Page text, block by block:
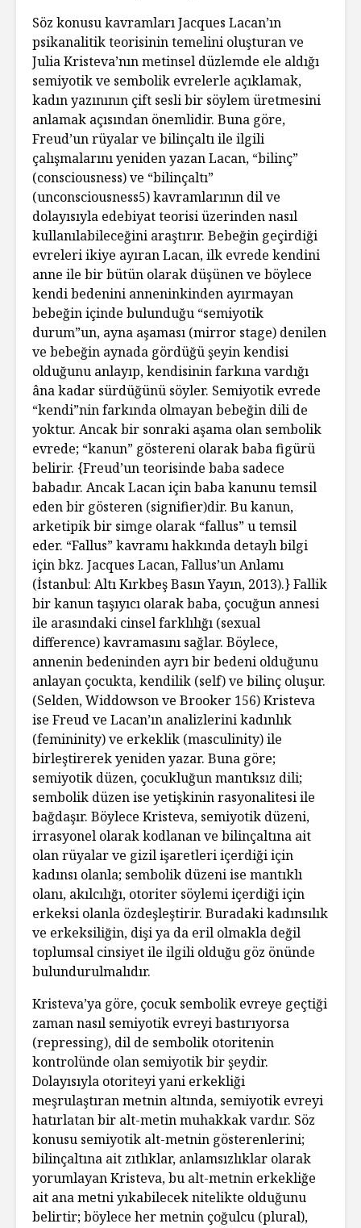
Söz konusu kavramları Jacques Lacan’ın
psikanalitik teorisinin temelini oluşturan ve
Julia Kristeva’nın metinsel düzlemde ele aldığı
semiyotik ve sembolik evrelerle açıklamak,
kadın yazınının çift sesli bir söylem üretmesini
anlamak açısından önemlidir. Buna göre,
Freud’un rüyalar ve bilinçaltı ile ilgili
çalışmalarını yeniden yazan Lacan, “bilinç”
(consciousness) ve “bilinçaltı”
(unconsciousness5) kavramlarının dil ve
dolayısıyla edebiyat teorisi üzerinden nasıl
kullanılabileceğini araştırır. Bebeğin geçirdiği
evreleri ikiye ayıran Lacan, ilk evrede kendini
anne ile bir bütün olarak düşünen ve böylece
kendi bedenini anneninkinden ayırmayan
bebeğin içinde bulunduğu “semiyotik
durum”un, ayna aşaması (mirror stage) denilen
ve bebeğin aynada gördüğü şeyin kendisi
olduğunu anlayıp, kendisinin farkına vardığı
âna kadar sürdüğünü söyler. Semiyotik evrede
“kendi”nin farkında olmayan bebeğin dili de
yoktur. Ancak bir sonraki aşama olan sembolik
evrede; “kanun” göstereni olarak baba figürü
belirir. {Freud’un teorisinde baba sadece
babadır. Ancak Lacan için baba kanunu temsil
eden bir gösteren (signifier)dir. Bu kanun,
arketipik bir simge olarak “fallus” u temsil
eder. “Fallus” kavramı hakkında detaylı bilgi
için bkz. Jacques Lacan, Fallus’un Anlamı
(İstanbul: Altı Kırkbeş Basın Yayın, 2013).} Fallik
bir kanun taşıyıcı olarak baba, çocuğun annesi
ile arasındaki cinsel farklılığı (sexual
difference) kavramasını sağlar. Böylece,
annenin bedeninden ayrı bir bedeni olduğunu
anlayan çocukta, kendilik (self) ve bilinç oluşur.
(Selden, Widdowson ve Brooker 156) Kristeva
ise Freud ve Lacan’ın analizlerini kadınlık
(femininity) ve erkeklik (masculinity) ile
birleştirerek yeniden yazar. Buna göre;
semiyotik düzen, çocukluğun mantıksız dili;
sembolik düzen ise yetişkinin rasyonalitesi ile
bağdaşır. Böylece Kristeva, semiyotik düzeni,
irrasyonel olarak kodlanan ve bilinçaltına ait
olan rüyalar ve gizil işaretleri içerdiği için
kadınsı olanla; sembolik düzeni ise mantıklı
olanı, akılcılığı, otoriter söylemi içerdiği için
erkeksi olanla özdeşleştirir. Buradaki kadınsılık
ve erkeksiliğin, dişi ya da eril olmakla değil
toplumsal cinsiyet ile ilgili olduğu göz önünde
bulundurulmalıdır.
Kristeva’ya göre, çocuk sembolik evreye geçtiği
zaman nasıl semiyotik evreyi bastırıyorsa
(repressing), dil de sembolik otoritenin
kontrolünde olan semiyotik bir şeydir.
Dolayısıyla otoriteyi yani erkekliği
meşrulaştıran metnin altında, semiyotik evreyi
hatırlatan bir alt-metin muhakkak vardır. Söz
konusu semiyotik alt-metnin gösterenlerini;
bilinçaltına ait zıtlıklar, anlamsızlıklar olarak
yorumlayan Kristeva, bu alt-metnin erkekliğe
ait ana metni yıkabilecek nitelikte olduğunu
belirtir; böylece her metnin çoğulcu (plural),